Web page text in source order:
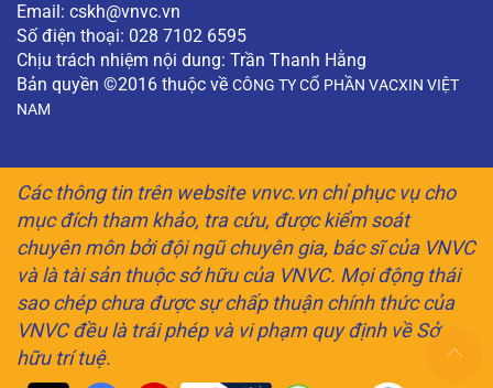
Email: cskh@vnvc.vn
Số điện thoại: 028 7102 6595
Chịu trách nhiệm nội dung: Trần Thanh Hằng
Bản quyền ©2016 thuộc về CÔNG TY CỔ PHẦN VACXIN VIỆT
NAM
Các thông tin trên website vnvc.vn chỉ phục vụ cho
mục đích tham khảo, tra cứu, được kiểm soát
chuyên môn bởi đội ngũ chuyên gia, bác sĩ của VNVC
và là tài sản thuộc sở hữu của VNVC. Mọi động thái
sao chép chưa được sự chấp thuận chính thức của
VNVC đều là trái phép và vi phạm quy định về Sở
hữu trí tuệ.